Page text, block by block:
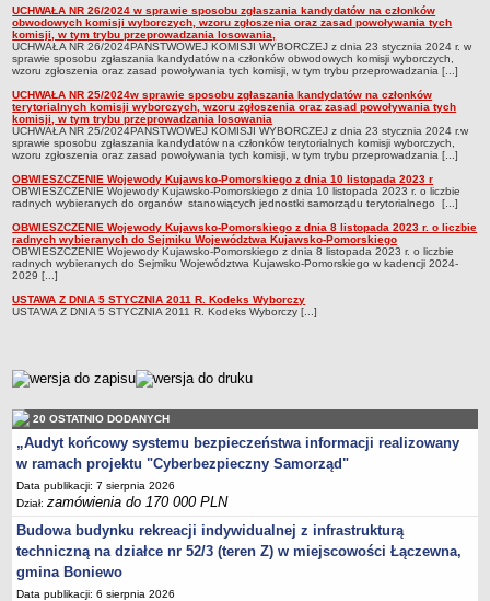
Lista lokalnych liderów
Podmioty uprawnione do świadczenia usług integracji społecznej
Podmioty realizujące usługi integracji społecznej w 2009
Wykaz usług społecznych
Plan utrwalania rezultatów
FUNDUSZ WSPARCIA
MIENIE KOMUNALNE
2006
2007
2008
2010
PUBLICZNIE DOSTĘPNY WYKAZ DANYCH ZAWIERAJĄCYCH INFORMACJE O
ŚRODOWISKU I JEGO OCHRONIE
Pliki do pobrania
Udostepnianie informacji o środowisku
Informacja o wykazie
harmonogram odbioru odpadów
GMINNY KOMITET OCHRONY PAMIĘCI WALK I MĘCZEŃSTWA
Plany pracy
Sprawozdania
PROGRAMY
UCHWAŁA NR 26/2024 w sprawie sposobu zgłaszania kandydatów na członków
obwodowych komisji wyborczych, wzoru zgłoszenia oraz zasad powoływania tych
komisji, w tym trybu przeprowadzania losowania,
UCHWAŁA NR 26/2024PAŃSTWOWEJ KOMISJI WYBORCZEJ z dnia 23 stycznia 2024 r. w
sprawie sposobu zgłaszania kandydatów na członków obwodowych komisji wyborczych,
wzoru zgłoszenia oraz zasad powoływania tych komisji, w tym trybu przeprowadzania [...]
UCHWAŁA NR 25/2024w sprawie sposobu zgłaszania kandydatów na członków
terytorialnych komisji wyborczych, wzoru zgłoszenia oraz zasad powoływania tych
komisji, w tym trybu przeprowadzania losowania
UCHWAŁA NR 25/2024PAŃSTWOWEJ KOMISJI WYBORCZEJ z dnia 23 stycznia 2024 r.w
sprawie sposobu zgłaszania kandydatów na członków terytorialnych komisji wyborczych,
wzoru zgłoszenia oraz zasad powoływania tych komisji, w tym trybu przeprowadzania [...]
OBWIESZCZENIE Wojewody Kujawsko-Pomorskiego z dnia 10 listopada 2023 r
OBWIESZCZENIE Wojewody Kujawsko-Pomorskiego z dnia 10 listopada 2023 r. o liczbie
radnych wybieranych do organów stanowiących jednostki samorządu terytorialnego [...]
OBWIESZCZENIE Wojewody Kujawsko-Pomorskiego z dnia 8 listopada 2023 r. o liczbie
radnych wybieranych do Sejmiku Województwa Kujawsko-Pomorskiego
OBWIESZCZENIE Wojewody Kujawsko-Pomorskiego z dnia 8 listopada 2023 r. o liczbie
radnych wybieranych do Sejmiku Województwa Kujawsko-Pomorskiego w kadencji 2024-
2029 [...]
USTAWA Z DNIA 5 STYCZNIA 2011 R. Kodeks Wyborczy
USTAWA Z DNIA 5 STYCZNIA 2011 R. Kodeks Wyborczy [...]
metryczka
20 OSTATNIO DODANYCH
„Audyt końcowy systemu bezpieczeństwa informacji realizowany
w ramach projektu "Cyberbezpieczny Samorząd"
Data publikacji: 7 sierpnia 2026
Dział:zamówienia do 170 000 PLN
Budowa budynku rekreacji indywidualnej z infrastrukturą
techniczną na działce nr 52/3 (teren Z) w miejscowości Łączewna,
gmina Boniewo
Data publikacji: 6 sierpnia 2026